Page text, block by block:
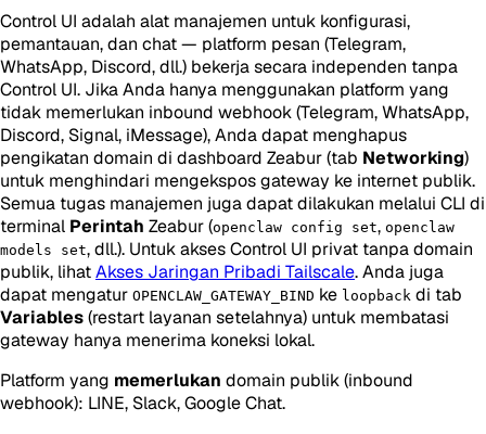
Control UI adalah alat manajemen untuk konfigurasi,
pemantauan, dan chat — platform pesan (Telegram,
WhatsApp, Discord, dll.) bekerja secara independen tanpa
Control UI. Jika Anda hanya menggunakan platform yang
tidak memerlukan inbound webhook (Telegram, WhatsApp,
Discord, Signal, iMessage), Anda dapat menghapus
pengikatan domain di dashboard Zeabur (tab Networking)
untuk menghindari mengekspos gateway ke internet publik.
Semua tugas manajemen juga dapat dilakukan melalui CLI di
terminal Perintah Zeabur (openclaw config set, openclaw
models set, dll.). Untuk akses Control UI privat tanpa domain
publik, lihatAkses Jaringan Pribadi Tailscale. Anda juga
dapat mengatur OPENCLAW_GATEWAY_BIND ke loopback di tab
Variables(restart layanan setelahnya) untuk membatasi
gateway hanya menerima koneksi lokal.
Platform yang memerlukan domain publik (inbound
webhook): LINE, Slack, Google Chat.